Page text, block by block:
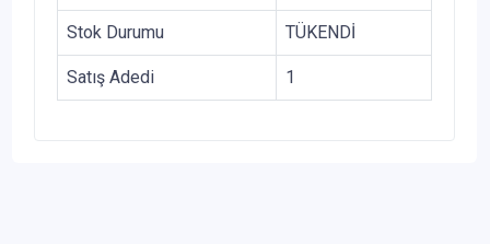
Stok Durumu TÜKENDİ
Satış Adedi 1